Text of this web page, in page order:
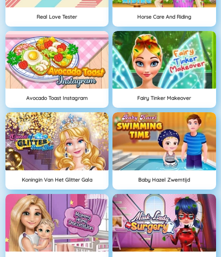
Real Love Tester Horse Care And Riding
Avocado Toast Instagram Fairy Tinker Makeover
Koningin Van Het Glitter Gala Baby Hazel Zwemtijd